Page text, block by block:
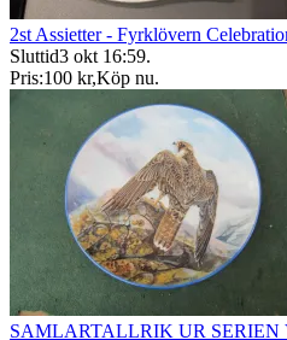
2st Assietter - Fyrklövern
Sluttid3 okt 16:59.
Pris:100 kr,Köp nu.
SAMLARTALLRIK UR